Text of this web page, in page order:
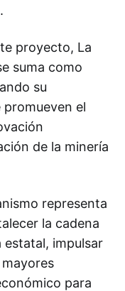
proyecto, La
suma como
su
el
de la minería
representa
la cadena
estatal, impulsar
para